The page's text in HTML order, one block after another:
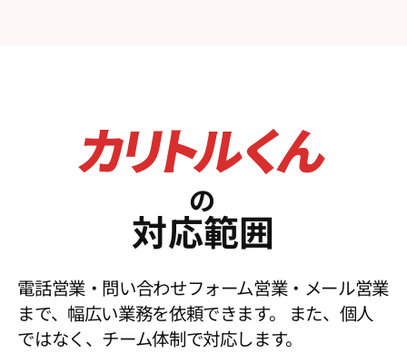
の
対応範囲
電話営業・問い合わせフォーム営業・メール営業
まで、幅広い業務を依頼できます。
また、個人
ではなく、チーム体制で対応します。